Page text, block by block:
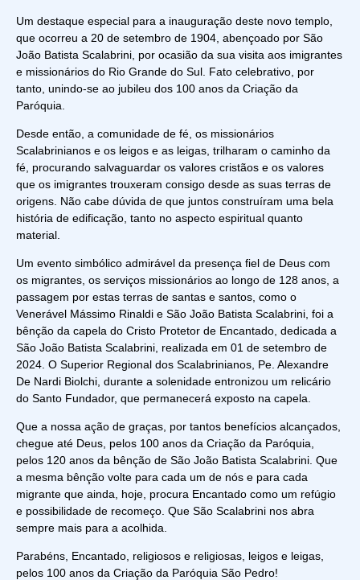
Um destaque especial para a inauguração deste novo templo,
que ocorreu a 20 de setembro de 1904, abençoado por São
João Batista Scalabrini, por ocasião da sua visita aos imigrantes
e missionários do Rio Grande do Sul. Fato celebrativo, por
tanto, unindo-se ao jubileu dos 100 anos da Criação da
Paróquia.
Desde então, a comunidade de fé, os missionários
Scalabrinianos e os leigos e as leigas, trilharam o caminho da
fé, procurando salvaguardar os valores cristãos e os valores
que os imigrantes trouxeram consigo desde as suas terras de
origens. Não cabe dúvida de que juntos construíram uma bela
história de edificação, tanto no aspecto espiritual quanto
material.
Um evento simbólico admirável da presença fiel de Deus com
os migrantes, os serviços missionários ao longo de 128 anos, a
passagem por estas terras de santas e santos, como o
Venerável Mássimo Rinaldi e São João Batista Scalabrini, foi a
bênção da capela do Cristo Protetor de Encantado, dedicada a
São João Batista Scalabrini, realizada em 01 de setembro de
2024. O Superior Regional dos Scalabrinianos, Pe. Alexandre
De Nardi Biolchi, durante a solenidade entronizou um relicário
do Santo Fundador, que permanecerá exposto na capela.
Que a nossa ação de graças, por tantos benefícios alcançados,
chegue até Deus, pelos 100 anos da Criação da Paróquia,
pelos 120 anos da bênção de São João Batista Scalabrini. Que
a mesma bênção volte para cada um de nós e para cada
migrante que ainda, hoje, procura Encantado como um refúgio
e possibilidade de recomeço. Que São Scalabrini nos abra
sempre mais para a acolhida.
Parabéns, Encantado, religiosos e religiosas, leigos e leigas,
pelos 100 anos da Criação da Paróquia São Pedro!